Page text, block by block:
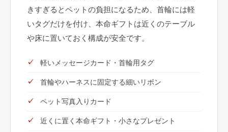
きすぎるとペットの負担になるため、首輪には軽
いタグだけを付け、本命ギフトは近くのテーブル
や床に置いておく構成が安全です。
軽いメッセージカード・首輪用タグ
首輪やハーネスに固定する細いリボン
ペット写真入りカード
近くに置く本命ギフト・小さなプレゼント